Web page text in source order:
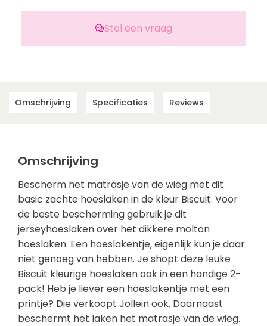
Stel een vraag
Omschrijving Specificaties Reviews
Omschrijving
Bescherm het matrasje van de wieg met dit
basic zachte hoeslaken in de kleur Biscuit. Voor
de beste bescherming gebruik je dit
jerseyhoeslaken over het dikkere molton
hoeslaken. Een hoeslakentje, eigenlijk kun je daar
niet genoeg van hebben. Je shopt deze leuke
Biscuit kleurige hoeslaken ook in een handige 2-
pack! Heb je liever een hoeslakentje met een
printje? Die verkoopt Jollein ook. Daarnaast
beschermt het laken het matrasje van de wieg.